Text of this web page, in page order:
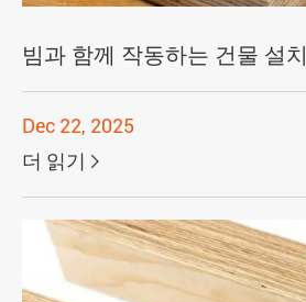
빔과 함께 작동하는 건물 설치
Dec 22, 2025
더 읽기 